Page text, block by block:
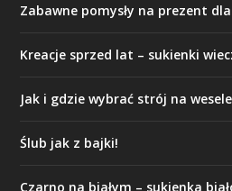
Zabawne pomysły na prezent
Kreacje sprzed lat – sukienki
Jak i gdzie wybrać strój na
Ślub jak z bajki!
Czarno na białym – sukienka